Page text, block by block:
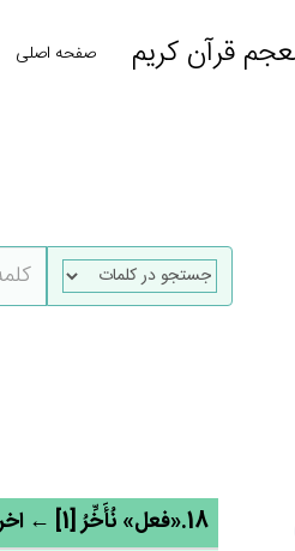
قرآن کریم صفحه اصلی
18.«فعل» نُأَخِّرُ [1] ← اخر